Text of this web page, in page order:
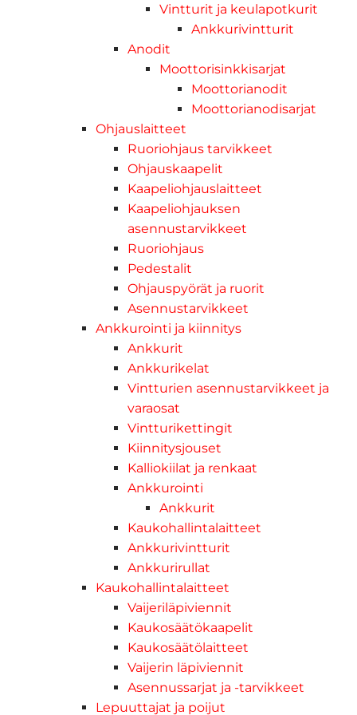
Vintturit ja keulapotkurit
Ankkurivintturit
Anodit
Moottorisinkkisarjat
Moottorianodit
Moottorianodisarjat
Ohjauslaitteet
Ruoriohjaus tarvikkeet
Ohjauskaapelit
Kaapeliohjauslaitteet
Kaapeliohjauksen
asennustarvikkeet
Ruoriohjaus
Pedestalit
Ohjauspyörät ja ruorit
Asennustarvikkeet
Ankkurointi ja kiinnitys
Ankkurit
Ankkurikelat
Vintturien asennustarvikkeet ja
varaosat
Vintturikettingit
Kiinnitysjouset
Kalliokiilat ja renkaat
Ankkurointi
Ankkurit
Kaukohallintalaitteet
Ankkurivintturit
Ankkurirullat
Kaukohallintalaitteet
Vaijeriläpiviennit
Kaukosäätökaapelit
Kaukosäätölaitteet
Vaijerin läpiviennit
Asennussarjat ja -tarvikkeet
Lepuuttajat ja poijut